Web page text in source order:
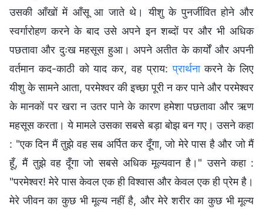
उसकी आँखों में आँसू आ जाते थे। यीशु के पुनर्जीवित होने और
स्वर्गारोहण करने के बाद उसे अपने इन शब्दों पर और भी अधिक
पछतावा और दुःख महसूस हुआ। अपने अतीत के कार्यों और अपनी
वर्तमान कद-काठी को याद कर, वह प्राय:प्रार्थनाकरने के लिए
यीशु के सामने आता, परमेश्वर की इच्छा पूरी न कर पाने और परमेश्वर
के मानकों पर खरा न उतर पाने के कारण हमेशा पछतावा और ऋण
महसूस करता। ये मामले उसका सबसे बड़ा बोझ बन गए। उसने कहा
: "एक दिन मैं तुझे वह सब अर्पित कर दूँगा, जो मेरे पास है और जो मैं
हूँ, मैं तुझे वह दूँगा जो सबसे अधिक मूल्यवान है।" उसने कहा :
"परमेश्वर! मेरे पास केवल एक ही विश्वास और केवल एक ही प्रेम है।
मेरे जीवन का कुछ भी मूल्य नहीं है, और मेरे शरीर का कुछ भी मूल्य